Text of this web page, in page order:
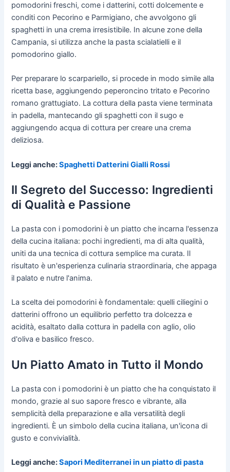
pomodorini freschi, come i datterini, cotti dolcemente e
conditi con Pecorino e Parmigiano, che avvolgono gli
spaghetti in una crema irresistibile. In alcune zone della
Campania, si utilizza anche la pasta scialatielli e il
pomodorino giallo.
Per preparare lo scarpariello, si procede in modo simile alla
ricetta base, aggiungendo peperoncino tritato e Pecorino
romano grattugiato. La cottura della pasta viene terminata
in padella, mantecando gli spaghetti con il sugo e
aggiungendo acqua di cottura per creare una crema
deliziosa.
Leggi anche:Spaghetti Datterini Gialli Rossi
Il Segreto del Successo: Ingredienti
di Qualità e Passione
La pasta con i pomodorini è un piatto che incarna l'essenza
della cucina italiana: pochi ingredienti, ma di alta qualità,
uniti da una tecnica di cottura semplice ma curata. Il
risultato è un'esperienza culinaria straordinaria, che appaga
il palato e nutre l'anima.
La scelta dei pomodorini è fondamentale: quelli ciliegini o
datterini offrono un equilibrio perfetto tra dolcezza e
acidità, esaltato dalla cottura in padella con aglio, olio
d'oliva e basilico fresco.
Un Piatto Amato in Tutto il Mondo
La pasta con i pomodorini è un piatto che ha conquistato il
mondo, grazie al suo sapore fresco e vibrante, alla
semplicità della preparazione e alla versatilità degli
ingredienti. È un simbolo della cucina italiana, un'icona di
gusto e convivialità.
Leggi anche:Sapori Mediterranei in un piatto di pasta